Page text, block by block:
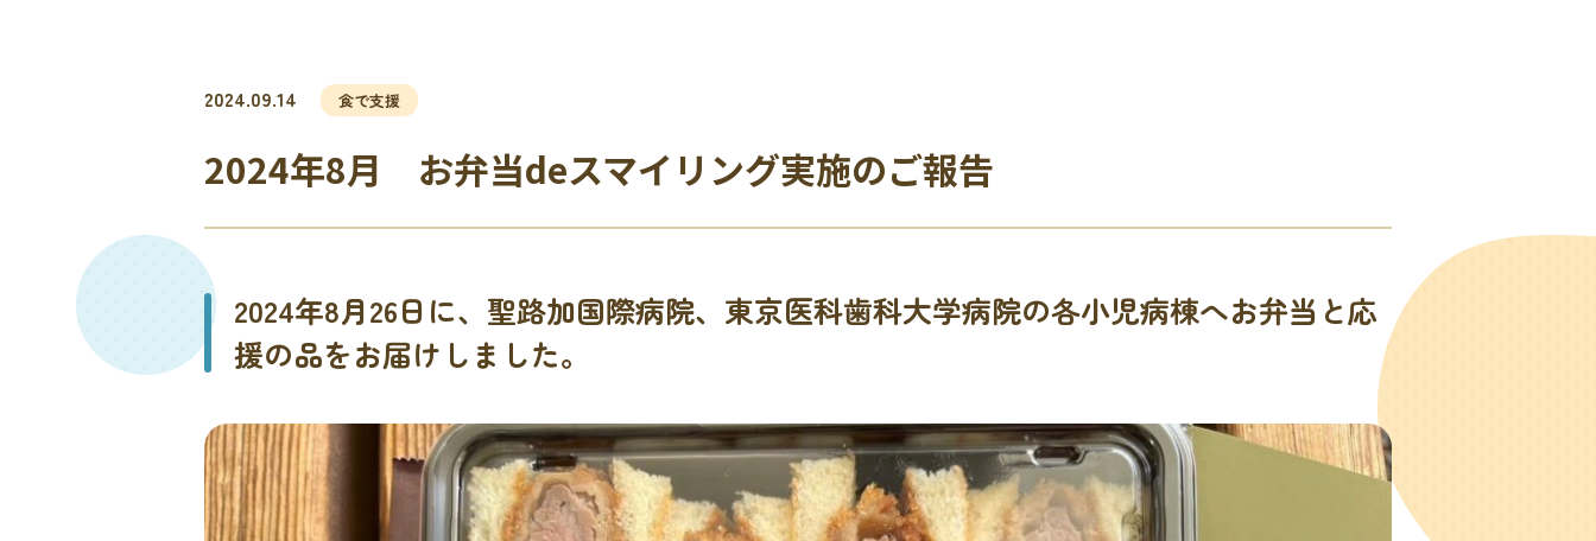
2024.09.14 食で支援
2024年8月 お弁当deスマイリング実施のご報告
2024年8月26日に、聖路加国際病院、東京医科歯科大学病院の各小児病棟へお弁当と応
援の品をお届けしました。